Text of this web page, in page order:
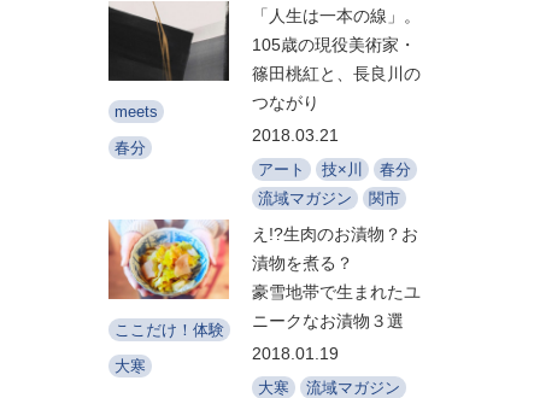
meets
春分
「人生は一本の線」。
105歳の現役美術家・
篠田桃紅と、長良川の
つながり
2018.03.21
アート 技×川
春分
流域マガジン
関市
ここだけ！体験
大寒
え!?生肉のお漬物？お
漬物を煮る？
豪雪地帯で生まれたユ
ニークなお漬物３選
2018.01.19
大寒
流域マガジン